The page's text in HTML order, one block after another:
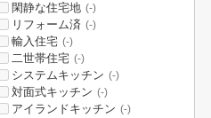
閑静な住宅地 (-)
リフォーム済 (-)
輸入住宅 (-)
二世帯住宅 (-)
システムキッチン (-)
対面式キッチン (-)
アイランドキッチン (-)